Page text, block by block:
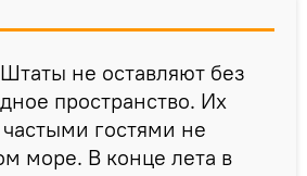
не оставляют без
пространство. Их
гостями не
море. В конце лета в